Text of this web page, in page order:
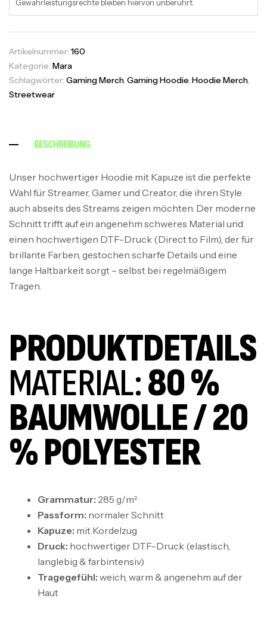
Gewährleistungsrechte bleiben hiervon unberührt.
Artikelnummer: 160
Kategorie: Mara
Schlagwörter: Gaming Merch, Gaming Hoodie, Hoodie Merch,
Streetwear
BESCHREIBUNG
Unser hochwertiger Hoodie mit Kapuze ist die perfekte
Wahl für Streamer, Gamer und Creator, die ihren Style
auch abseits des Streams zeigen möchten. Der moderne
Schnitt trifft auf ein angenehm schweres Material und
einen hochwertigen DTF-Druck (Direct to Film), der für
brillante Farben, gestochen scharfe Details und eine
lange Haltbarkeit sorgt – selbst bei regelmäßigem
Tragen.
PRODUKTDETAILS
MATERIAL:80 %
BAUMWOLLE / 20
% POLYESTER
Grammatur: 285 g/m²
Passform: normaler Schnitt
Kapuze: mit Kordelzug
Druck: hochwertiger DTF-Druck (elastisch,
langlebig & farbintensiv)
Tragegefühl: weich, warm & angenehm auf der
Haut